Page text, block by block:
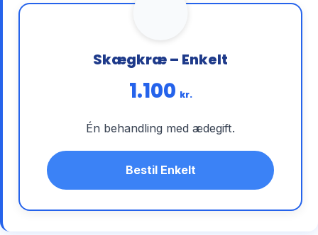
Skægkræ – Enkelt
1.100 kr.
Én behandling med ædegift.
Bestil Enkelt